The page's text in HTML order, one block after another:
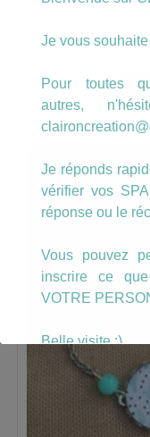
Je vous
Pour toutes
autres,
Je réponds
vérifier vos
réponse ou le
Vous pouvez
inscrire ce
VOTRE
Belle visite :)